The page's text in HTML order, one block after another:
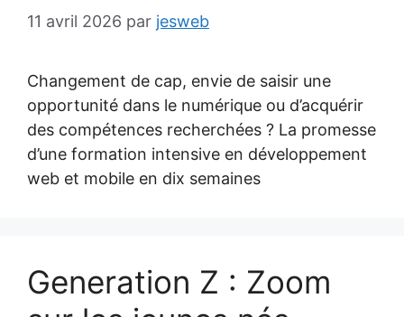
11 avril 2026 par jesweb
Changement de cap, envie de saisir une
opportunité dans le numérique ou d’acquérir
des compétences recherchées ? La promesse
d’une formation intensive en développement
web et mobile en dix semaines
Generation Z : Zoom